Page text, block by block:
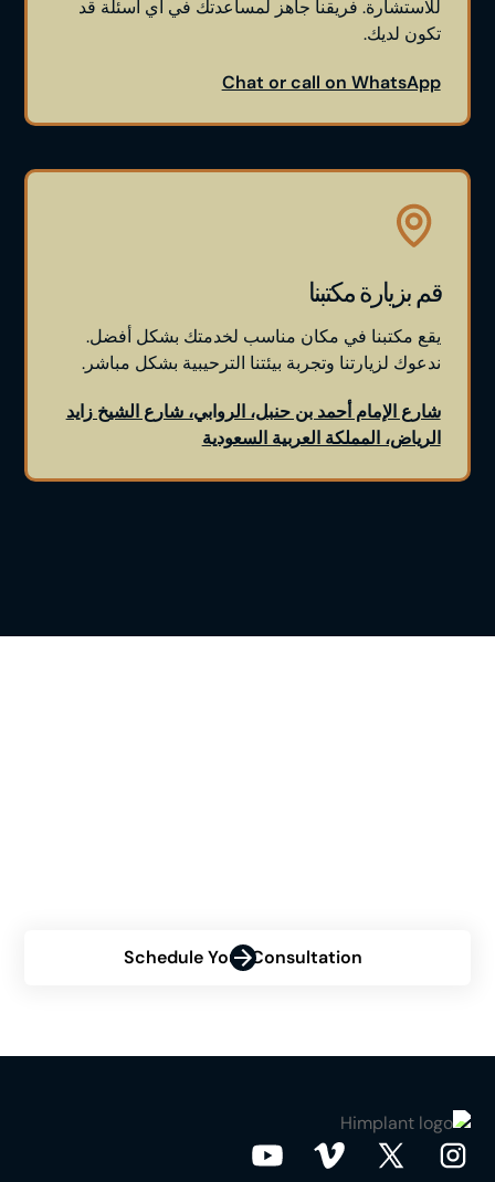
للاستشارة. فريقنا جاهز لمساعدتك في أي أسئلة قد
تكون لديك.
Chat or call on WhatsApp
قم بزيارة مكتبنا
يقع مكتبنا في مكان مناسب لخدمتك بشكل أفضل.
ندعوك لزيارتنا وتجربة بيئتنا الترحيبية بشكل مباشر.
شارع الإمام أحمد بن حنبل، الروابي، شارع الشيخ زايد
الرياض، المملكة العربية السعودية
Schedule Your Consultation